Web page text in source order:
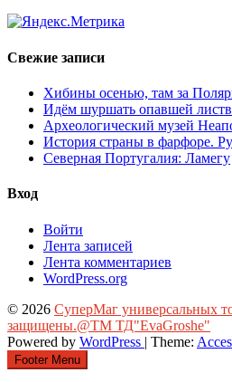
Свежие записи
Хибины осенью, там за
Идём шуршать опавшей
Археологический музей
История страны в фарфоре.
Северная Португалия: Ламегу
Вход
Войти
Лента записей
Лента комментариев
WordPress.org
© 2026 СуперМаг универсальных
защищены.@ТМ ТД"EvaGroshe"
Powered by WordPress | Theme:
Footer Menu